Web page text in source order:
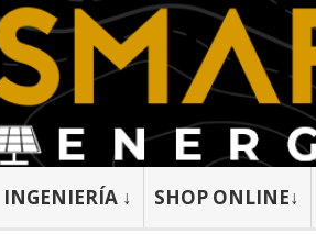
INGENIERÍA ↓ SHOP ONLINE↓